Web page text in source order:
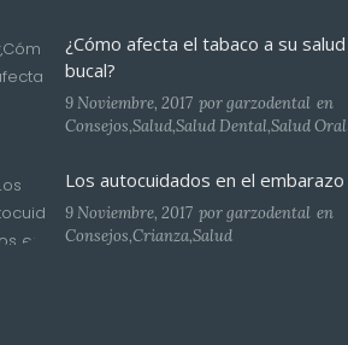
¿Cómo afecta el tabaco a su salud
bucal?
9 Noviembre, 2017 porgarzodental en
Consejos,Salud,Salud Dental,Salud Oral
Los autocuidados en el embarazo
9 Noviembre, 2017 porgarzodental en
Consejos,Crianza,Salud